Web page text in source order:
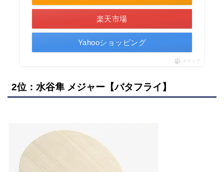
楽天市場
Yahooショッピング
ポチップ
2位：水谷隼 メジャー【バタフライ】